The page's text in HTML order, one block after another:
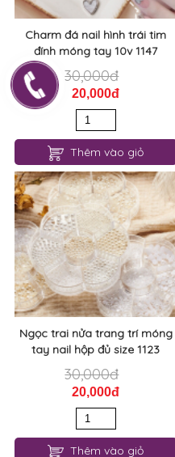
Charm đá nail hình trái tim
đính móng tay 10v 1147
30,000đ
20,000đ
Thêm vào giỏ
Ngọc trai nửa trang trí móng
tay nail hộp đủ size 1123
30,000đ
20,000đ
Thêm vào giỏ